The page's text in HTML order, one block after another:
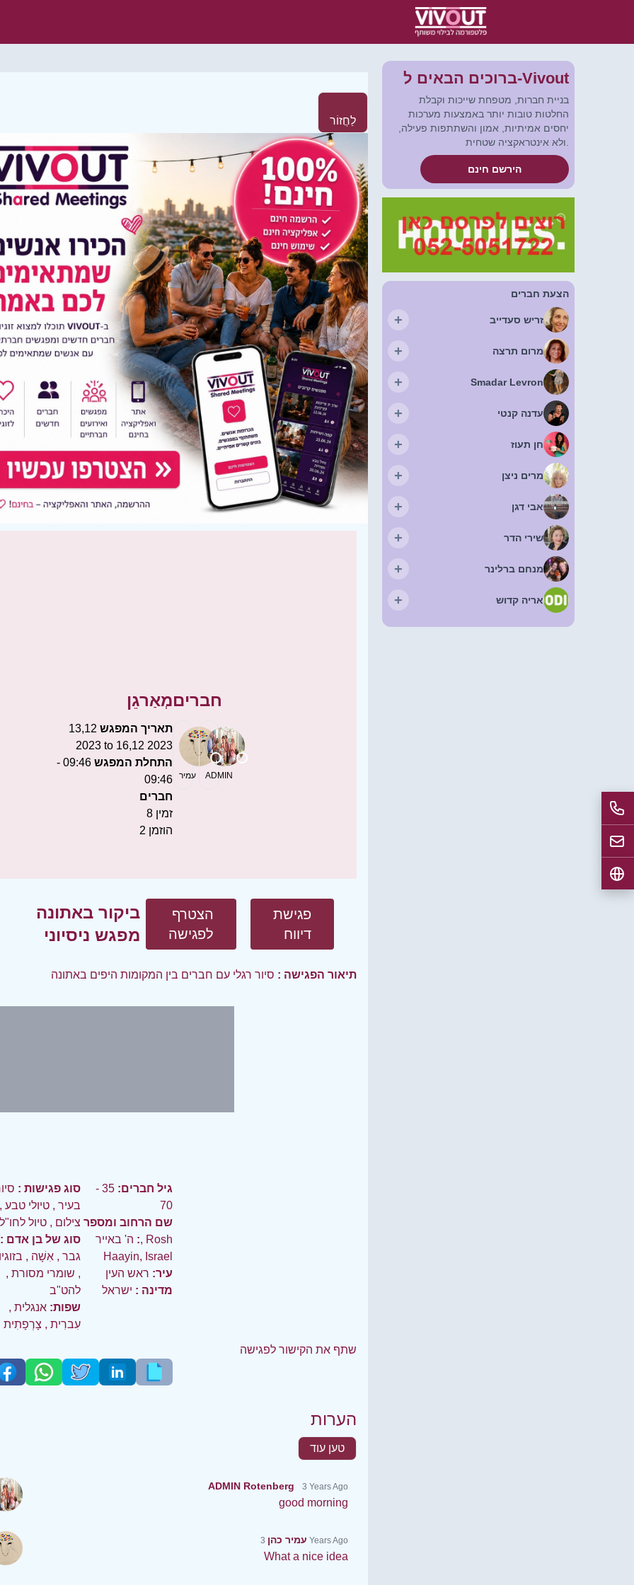
לַחֲזוֹר
מְאַרגֵן
תאריך המפגש 13,12
2023 to 16,12 2023
התחלת המפגש
09:46 -
09:46
חברים
8 זמין
2 הוזמן
חברים
עמיר ADMIN
ביקור באתונה
מפגש ניסיוני
הצטרף
לפגישה
פגישת
דיווח
תיאור הפגישה : סיור רגלי עם חברים בין המקומות היפים באתונה
סוג פגישות :
בעיר , טיולי טבע ,
צילום , טיול לחו"ל
סוג של בן אדם :
גבר , אִשָׁה ,
, שומרי מסורת ,
להט"ב
שפות: אנגלית ,
עִברִית , צָרְפָתִית
גיל חברים:
35 -
70
שם הרחוב ומספר
: ה' באייר, Rosh
Haayin, Israel
עיר: ראש העין
מדינה : ישראל
שתף את הקישור לפגישה
הערות
טען עוד
ADMIN Rotenberg 3 Years Ago
good morning
עמיר כהן 3 Years Ago
What a nice idea
ברוכים הבאים ל-Vivout
בניית חברות, מטפחת שייכות וקבלת
החלטות טובות יותר באמצעות מערכות
יחסים אמיתיות, אמון והשתתפות פעילה,
הירשם חינם
הצעת חברים
זריש סעדייב +
מרום תרצה +
Smadar Levron
+
עדנה קנטי +
חן תעוז +
מרים ניצן +
אבי דגן +
שירי הדר +
מנחם ברלינר +
אריה קדוש +